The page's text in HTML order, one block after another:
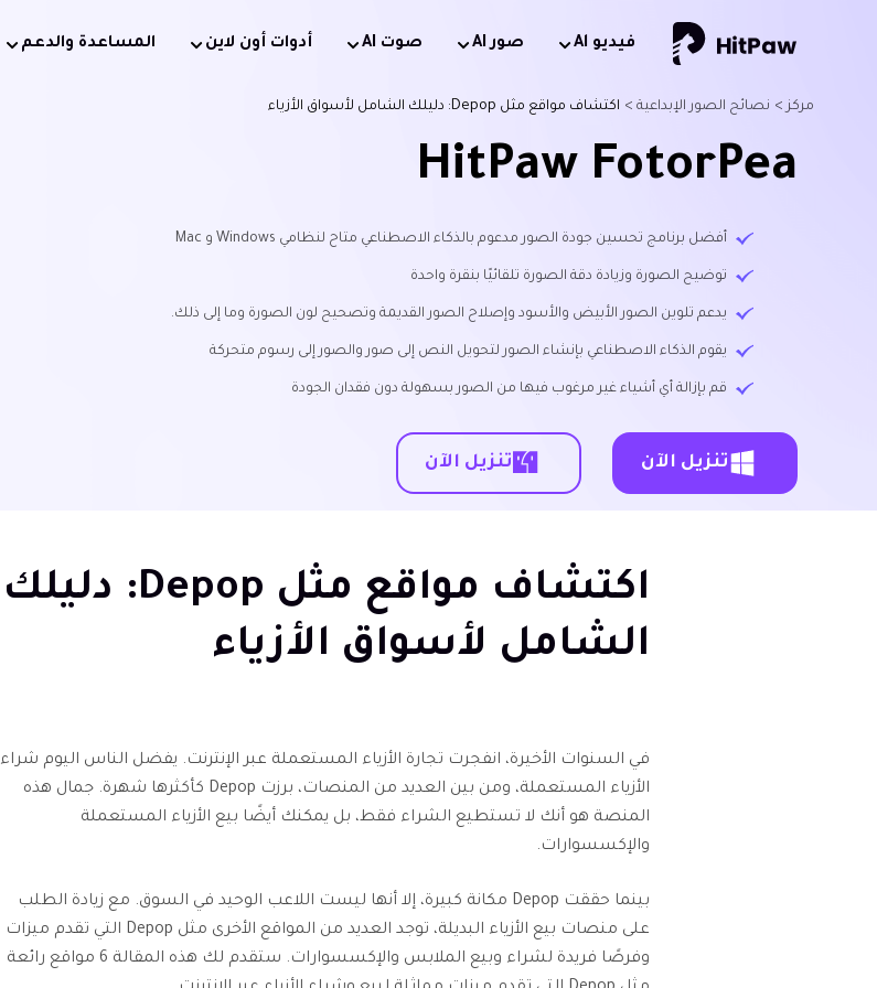
فيديو Al صور AI صوت AI أدوات أون لاين المساعدة والدعم
مركز > نصائح الصور الإبداعية > اكتشاف مواقع مثل Depop: دليلك الشامل لأسواق الأزياء
HitPaw FotorPea
أفضل برنامج تحسين جودة الصور مدعوم بالذكاء الاصطناعي متاح لنظامي Windows و Mac
توضيح الصورة وزيادة دقة الصورة تلقائيًا بنقرة واحدة
يدعم تلوين الصور الأبيض والأسود وإصلاح الصور القديمة وتصحيح لون الصورة وما إلى ذلك.
يقوم الذكاء الاصطناعي بإنشاء الصور لتحويل النص إلى صور والصور إلى رسوم متحركة
قم بإزالة أي أشياء غير مرغوب فيها من الصور بسهولة دون فقدان الجودة
تنزيل الآن تنزيل الآن
اكتشاف مواقع مثل Depop: دليلك
الشامل لأسواق الأزياء
في السنوات الأخيرة، انفجرت تجارة الأزياء المستعملة عبر الإنترنت. يفضل الناس اليوم شراء
الأزياء المستعملة، ومن بين العديد من المنصات، برزت Depop كأكثرها شهرة. جمال هذه
المنصة هو أنك لا تستطيع الشراء فقط، بل يمكنك أيضًا بيع الأزياء المستعملة
والإكسسوارات.
بينما حققت Depop مكانة كبيرة، إلا أنها ليست اللاعب الوحيد في السوق. مع زيادة الطلب
على منصات بيع الأزياء البديلة، توجد العديد من المواقع الأخرى مثل Depop التي تقدم ميزات
وفرصًا فريدة لشراء وبيع الملابس والإكسسوارات. ستقدم لك هذه المقالة 6 مواقع رائعة